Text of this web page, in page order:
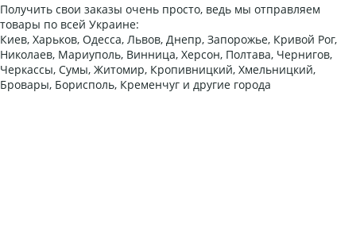
Получить свои заказы очень просто, ведь мы отправляем
товары по всей Украине:
Киев, Харьков, Одесса, Львов, Днепр, Запорожье, Кривой Рог,
Николаев, Мариуполь, Винница, Херсон, Полтава, Чернигов,
Черкассы, Сумы, Житомир, Кропивницкий, Хмельницкий,
Бровары, Борисполь, Кременчуг и другие города